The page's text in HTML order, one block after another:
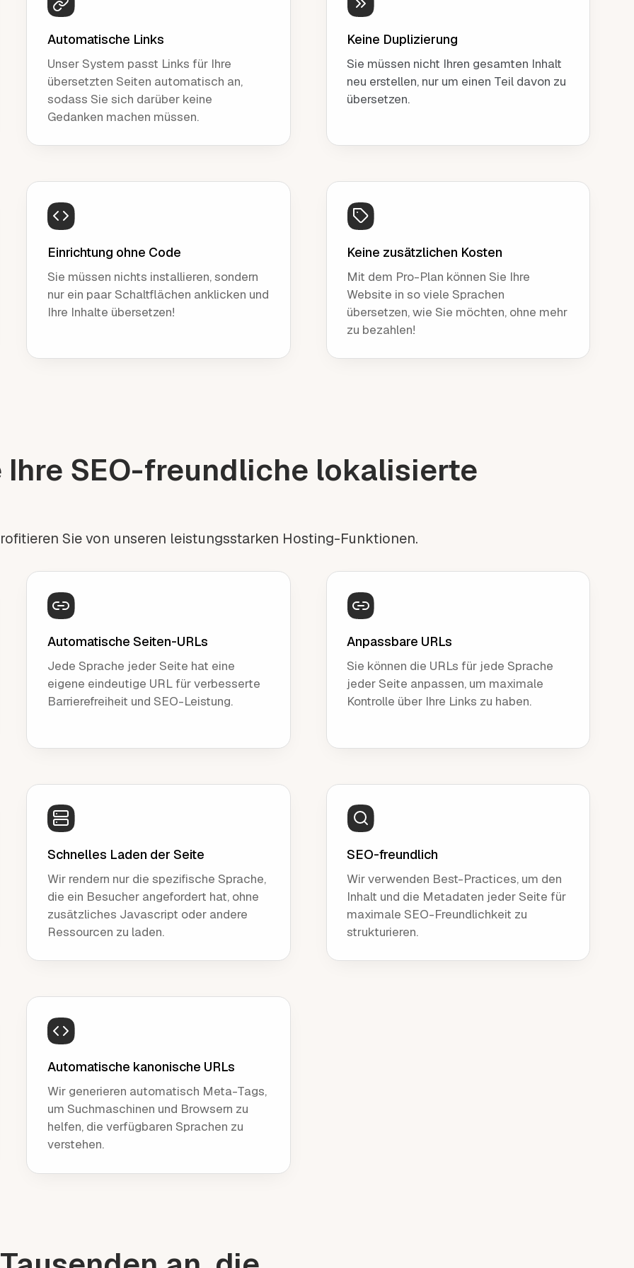
Automatische Links
Unser System passt Links für Ihre
übersetzten Seiten automatisch an,
sodass Sie sich darüber keine
Gedanken machen müssen.
Keine Duplizierung
Sie müssen nicht Ihren gesamten Inhalt
neu erstellen, nur um einen Teil davon zu
übersetzen.
Einrichtung ohne Code
Sie müssen nichts installieren, sondern
nur ein paar Schaltflächen anklicken und
Ihre Inhalte übersetzen!
Keine zusätzlichen Kosten
Mit dem Pro-Plan können Sie Ihre
Website in so viele Sprachen
übersetzen, wie Sie möchten, ohne mehr
zu bezahlen!
SEO-freundliche lokalisierte
Sie von unseren leistungsstarken Hosting-Funktionen.
Automatische Seiten-URLs
Jede Sprache jeder Seite hat eine
eigene eindeutige URL für verbesserte
Barrierefreiheit und SEO-Leistung.
Anpassbare URLs
Sie können die URLs für jede Sprache
jeder Seite anpassen, um maximale
Kontrolle über Ihre Links zu haben.
Schnelles Laden der Seite
Wir rendern nur die spezifische Sprache,
die ein Besucher angefordert hat, ohne
zusätzliches Javascript oder andere
Ressourcen zu laden.
SEO-freundlich
Wir verwenden Best-Practices, um den
Inhalt und die Metadaten jeder Seite für
maximale SEO-Freundlichkeit zu
strukturieren.
Automatische kanonische URLs
Wir generieren automatisch Meta-Tags,
um Suchmaschinen und Browsern zu
helfen, die verfügbaren Sprachen zu
verstehen.